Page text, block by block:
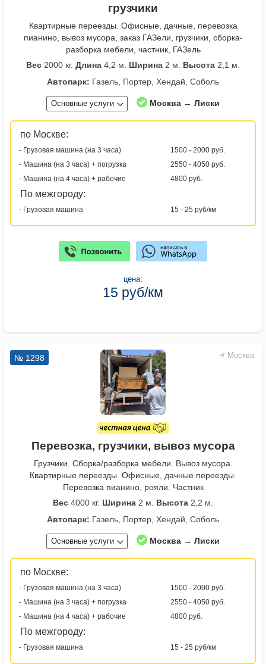
грузчики
Квартирные переезды. Офисные, дачные, перевозка
пианино, вывоз мусора, заказ ГАЗели, грузчики, сборка-
разборка мебели, частник, ГАЗель
Вес 2000 кг. Длина 4,2 м. Ширина 2 м. Высота 2,1 м.
Автопарк: Газель, Портер, Хендай, Соболь
Основные услуги Москва → Лиски
по Москве:
- Грузовая машина (на 3 часа)
1500 - 2000 руб.
- Машина (на 3 часа) + погрузка
2550 - 4050 руб.
- Машина (на 4 часа) + рабочие
4800 руб.
По межгороду:
- Грузовая машина 15 - 25 руб/км
цена:
15 руб/км
Москва
№ 1298
Перевозка, грузчики, вывоз мусора
Грузчики. Сборка/разборка мебели. Вывоз мусора.
Квартирные переезды. Офисные, дачные переезды.
Перевозка пианино, рояли. Частник
Вес 4000 кг. Ширина 2 м. Высота 2,2 м.
Автопарк: Газель, Портер, Хендай, Соболь
Основные услуги Москва → Лиски
по Москве:
- Грузовая машина (на 3 часа)
1500 - 2000 руб.
- Машина (на 3 часа) + погрузка
2550 - 4050 руб.
- Машина (на 4 часа) + рабочие
4800 руб.
По межгороду:
- Грузовая машина 15 - 25 руб/км